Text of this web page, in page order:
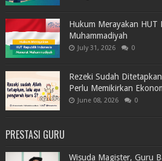
Hukum Merayakan
Muhammadiyah
July 31, 2026 0
Rezeki Sudah
Perlu Memikirkan
June 08, 2026 0
PRESTASI GURU
Wisuda Magister, Guru